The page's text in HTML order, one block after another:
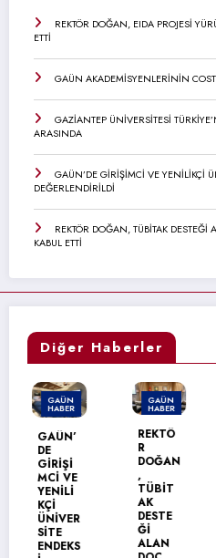
REKTÖR DOĞAN, EIDA PROJESİ
ETTİ
GAÜN AKADEMİSYENLERİNİN COST
GAZİANTEP ÜNİVERSİTESİ
ARASINDA
GAÜN’DE GİRİŞİMCİ VE YENİLİKÇİ
DEĞERLENDİRİLDİ
REKTÖR DOĞAN, TÜBİTAK
KABUL ETTİ
Diğer Haberler
GAÜN
HABER
GAÜN’
DE
GİRİŞİ
MCİ VE
YENİLİ
KÇİ
ÜNİVER
SİTE
ENDEKS
GAÜN
HABER
REKTÖ
R
DOĞAN
TÜBİT
AK
DESTE
Ğİ
ALAN